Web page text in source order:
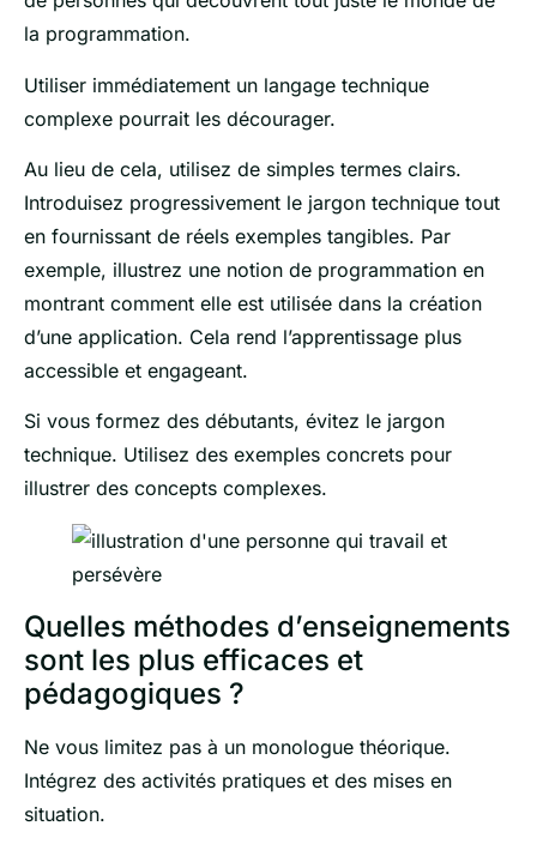
la programmation.
Utiliser immédiatement un langage technique
complexe pourrait les décourager.
Au lieu de cela, utilisez de simples termes clairs.
Introduisez progressivement le jargon technique tout
en fournissant de réels exemples tangibles. Par
exemple, illustrez une notion de programmation en
montrant comment elle est utilisée dans la création
d’une application. Cela rend l’apprentissage plus
accessible et engageant.
Si vous formez des débutants, évitez le jargon
technique. Utilisez des exemples concrets pour
illustrer des concepts complexes.
Quelles méthodes d’enseignements
sont les plus efficaces et
pédagogiques ?
Ne vous limitez pas à un monologue théorique.
Intégrez des activités pratiques et des mises en
situation.